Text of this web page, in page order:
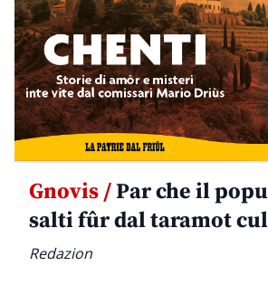
Gnovis /Par che il
salti fûr dal taramot
Redazion